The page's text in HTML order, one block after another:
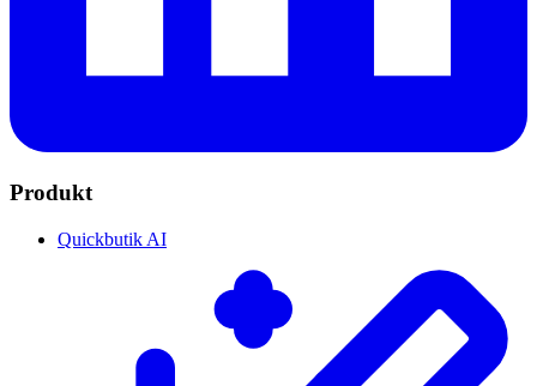
Produkt
Quickbutik AI